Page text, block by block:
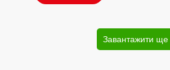
Завантажити ще